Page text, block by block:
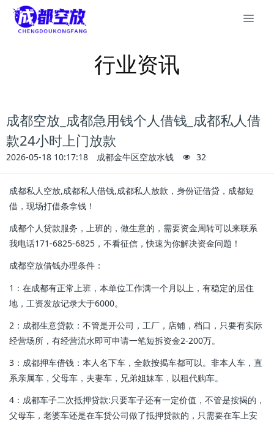
行业资讯
成都空放_成都急用钱个人借钱_成都私人借
款24小时上门放款
2026-05-18 10:17:18 成都金牛区空放水钱 32
成都私人空放,成都私人借钱,成都私人放款，身份证借贷，成都短
借，现场打借条拿钱！
成都个人贷款服务，上班的，做生意的，需要资金周转可以来联系
我电话171-6825-6825，不看征信，快速为你解决资金问题！
成都空放借钱办理条件：
1：在成都有正常上班，本单位工作满一个月以上，有稳定的居住
地，工资发放记录大于6000。
2：成都生意贷款：不管是开公司，工厂，店铺，档口，只要有实际
经营场所，有经营流水即可申请一笔短拆资金2-200万。
3：成都押车借钱：本人名下车，全款按揭车都可以。非本人车，直
系亲属车，父母车，夫妻车，兄弟姐妹车，以租代购车。
4：成都车子二次抵押贷款:只要车子还有一定价值，不管是按揭的，
父母车，老婆车还是在车贷公司做了抵押贷款的，只需要在车上安